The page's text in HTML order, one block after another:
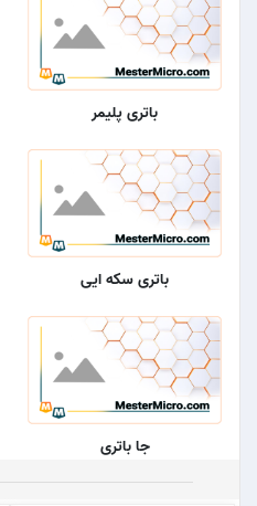
باتری پلیمر
باتری سکه ایی
جا باتری